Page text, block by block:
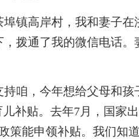
高岸村，我和妻子在
拨通了我的微信电话
，今年想给父母和孩
补贴。去年7月，国家
策能申领补贴。我们